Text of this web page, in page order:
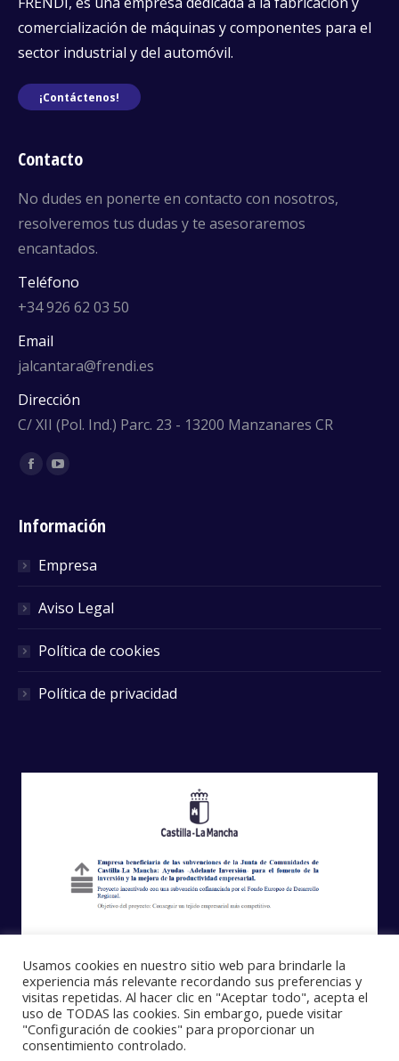
comercialización de máquinas y componentes para el
sector industrial y del automóvil.
¡Contáctenos!
Contacto
No dudes en ponerte en contacto con nosotros,
resolveremos tus dudas y te asesoraremos
encantados.
Teléfono
+34 926 62 03 50
Email
jalcantara@frendi.es
Dirección
C/ XII (Pol. Ind.) Parc. 23 - 13200 Manzanares CR
Encuéntranos en:
Facebook
Información
Empresa
Aviso Legal
Política de cookies
Política de privacidad
Usamos cookies en nuestro sitio web para brindarle la
experiencia más relevante recordando sus preferencias y
visitas repetidas. Al hacer clic en "Aceptar todo", acepta el
uso de TODAS las cookies. Sin embargo, puede visitar
"Configuración de cookies" para proporcionar un
consentimiento controlado.